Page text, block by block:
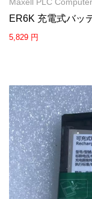
Maxell PLC
ER6K 充電式バッ
5,829 円